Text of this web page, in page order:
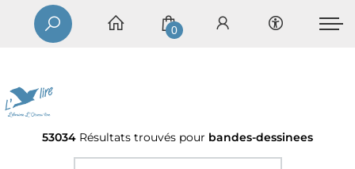
0
53034 Résultats trouvés pour bandes-dessinees